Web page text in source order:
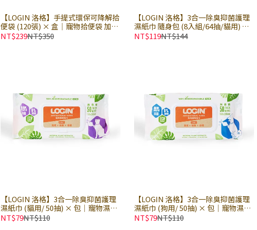
【LOGIN 洛格】手提式環保可降解拾
便袋 (120張) × 盒｜寵物拾便袋 加厚
防臭 狗拾便袋 分解拾便袋｜12-24個
NT$239NT$350
【LOGIN 洛格】3合一除臭抑菌護理
濕紙巾 隨身包 (8入組/64抽/貓用) ×
包｜寵物濕紙巾 貓用護理溼巾｜FSC
NT$119NT$144
【LOGIN 洛格】3合一除臭抑菌護理
濕紙巾 (貓用/ 50抽) × 包｜寵物濕紙
巾 貓用護理溼巾｜FSC認證天然植物
NT$79NT$110
【LOGIN 洛格】3合一除臭抑菌護理
濕紙巾 (狗用/ 50抽) × 包｜寵物濕紙
巾 狗用護理溼巾｜FSC認證天然植物
NT$79NT$110